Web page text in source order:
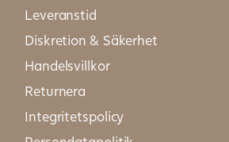
Leveranstid
Diskretion & Säkerhet
Handelsvillkor
Returnera
Integritetspolicy